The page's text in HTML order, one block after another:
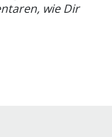
wie Dir